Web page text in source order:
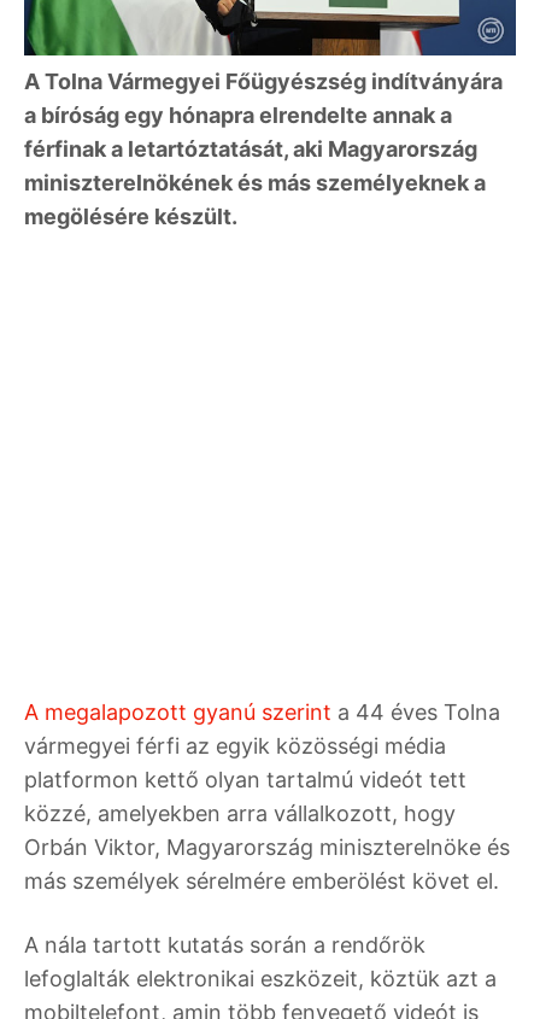
A Tolna Vármegyei Főügyészség indítványára
a bíróság egy hónapra elrendelte annak a
férfinak a letartóztatását, aki Magyarország
miniszterelnökének és más személyeknek a
megölésére készült.
A megalapozott gyanú szerint a 44 éves Tolna
vármegyei férfi az egyik közösségi média
platformon kettő olyan tartalmú videót tett
közzé, amelyekben arra vállalkozott, hogy
Orbán Viktor, Magyarország miniszterelnöke és
más személyek sérelmére emberölést követ el.
A nála tartott kutatás során a rendőrök
lefoglalták elektronikai eszközeit, köztük azt a
mobiltelefont, amin több fenyegető videót is